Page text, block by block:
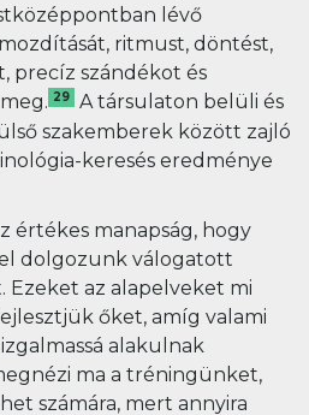
lévő
ritmust, döntést,
precíz szándékot és
29
A társulaton belüli és
szakemberek között zajló
keresés eredménye
értékes manapság, hogy
dolgozunk válogatott
az alapelveket mi
őket, amíg valami
alakulnak
ma a tréningünket,
számára, mert annyira